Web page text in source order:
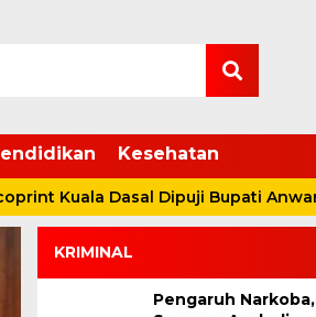
Kesehatan
Dasal Dipuji Bupati Anwar Sadat
KRIMINAL
Pengaruh Narkoba,